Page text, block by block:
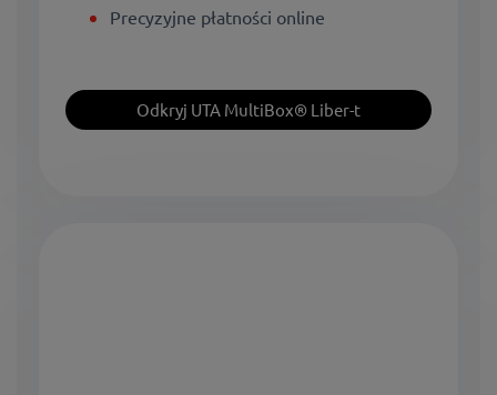
Precyzyjne płatności online
Odkryj UTA MultiBox® Liber-t